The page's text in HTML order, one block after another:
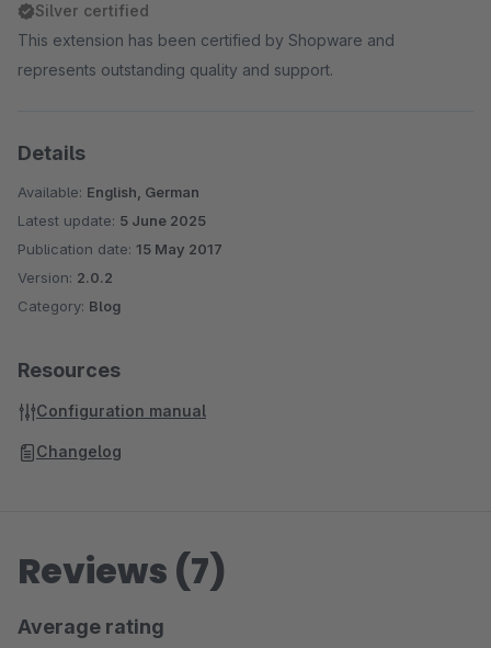
Silver certified
This extension has been certified by Shopware and
represents outstanding quality and support.
Details
Available: English, German
Latest update: 5 June 2025
Publication date: 15 May 2017
Version: 2.0.2
Category: Blog
Resources
Configuration manual
Changelog
Reviews (7)
Average rating